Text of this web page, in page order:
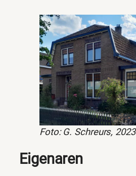
Foto: G. Schreurs, 2023
Eigenaren